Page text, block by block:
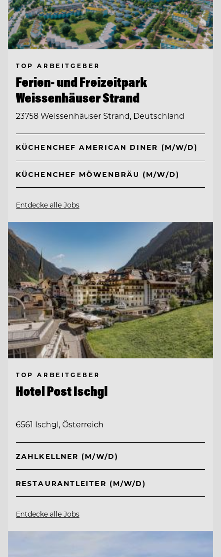
TOP ARBEITGEBER
Ferien- und Freizeitpark
Weissenhäuser Strand
23758 Weissenhäuser Strand, Deutschland
KÜCHENCHEF AMERICAN DINER (M/W/D)
KÜCHENCHEF MÖWENBRÄU (M/W/D)
Entdecke alle Jobs
TOP ARBEITGEBER
Hotel Post Ischgl
6561 Ischgl, Österreich
ZAHLKELLNER (M/W/D)
RESTAURANTLEITER (M/W/D)
Entdecke alle Jobs